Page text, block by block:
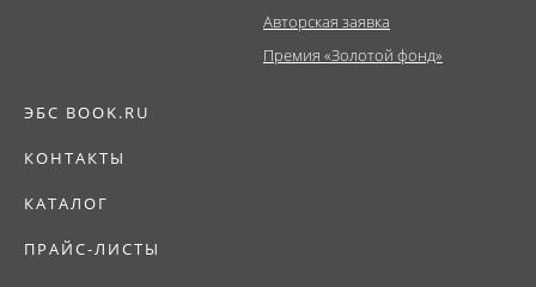
Авторская заявка
Премия «Золотой фонд»
ЭБС BOOK.RU
КОНТАКТЫ
КАТАЛОГ
ПРАЙС-ЛИСТЫ